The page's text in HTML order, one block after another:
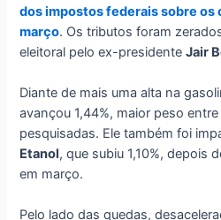
dos impostos federais sobre os
março. Os tributos foram
eleitoral pelo ex-presidenteJair
Diante de mais uma alta na
avançou 1,44%, maior peso
pesquisadas. Ele também foi
Etanol, que subiu 1,10%, depois
em março.
Pelo lado das quedas,